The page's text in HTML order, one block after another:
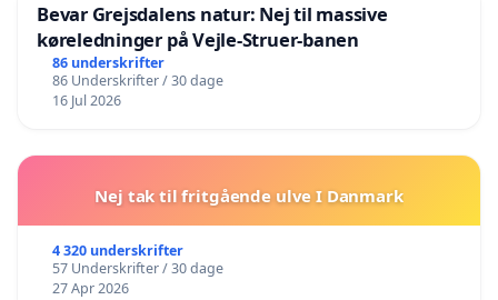
Bevar Grejsdalens natur: Nej til massive
køreledninger på Vejle-Struer-banen
86 underskrifter
86 Underskrifter / 30 dage
16 Jul 2026
Nej tak til fritgående ulve I Danmark
4 320 underskrifter
57 Underskrifter / 30 dage
27 Apr 2026